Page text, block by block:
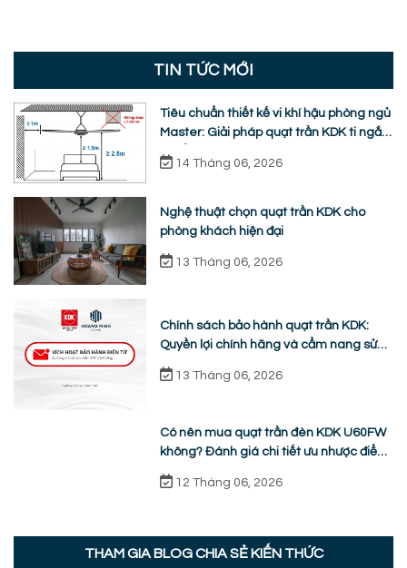
TIN TỨC MỚI
Tiêu chuẩn thiết kế vi khí hậu phòng ngủ
Master: Giải pháp quạt trần KDK ti ngắn
chuẩn nhân trắc học
14 Tháng 06, 2026
Nghệ thuật chọn quạt trần KDK cho
phòng khách hiện đại
13 Tháng 06, 2026
Chính sách bảo hành quạt trần KDK:
Quyền lợi chính hãng và cẩm nang sửa
13 Tháng 06, 2026
Có nên mua quạt trần đèn KDK U60FW
không? Đánh giá chi tiết ưu nhược điểm
thực tế
12 Tháng 06, 2026
THAM GIA BLOG CHIA SẺ KIẾN THỨC